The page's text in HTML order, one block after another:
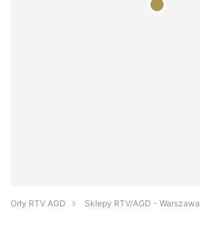
Orły RTV AGD Sklepy RTV/AGD - Warszawa